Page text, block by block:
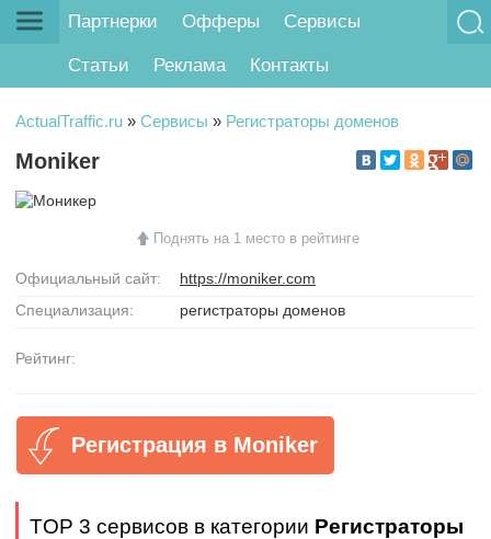
Партнерки Офферы Сервисы
Статьи Реклама Контакты
ActualTraffic.ru » Сервисы » Регистраторы доменов
Moniker
Поднять на 1 место в рейтинге
Официальный сайт:
https://moniker.com
Специализация:
регистраторы доменов
Рейтинг:
Регистрация в Moniker
TOP 3 сервисов в категории Регистраторы